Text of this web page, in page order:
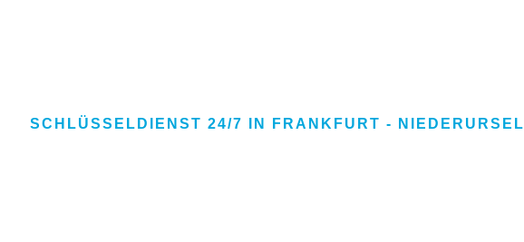
SCHLÜSSELDIENST 24/7 IN FRANKFURT - NIEDERURSEL